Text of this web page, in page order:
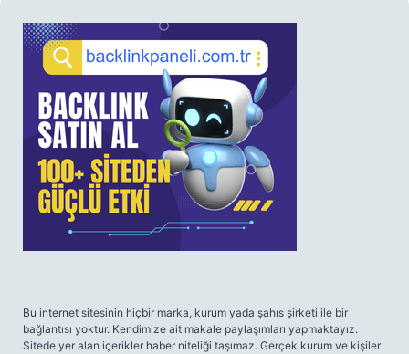
SIDEBAR
Bu internet sitesinin hiçbir marka, kurum yada şahıs şirketi ile bir
bağlantısı yoktur. Kendimize ait makale paylaşımları yapmaktayız.
Sitede yer alan içerikler haber niteliği taşımaz. Gerçek kurum ve kişiler